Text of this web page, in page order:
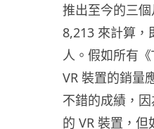
推出至今的三
8,213 來計算，
人。假如所有
VR 裝置的銷量
不錯的成績，
的 VR 裝置，